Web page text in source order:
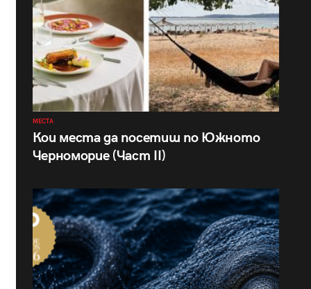
МЕСТА
Кои места да посетиш по Южното
Черноморие (Част II)